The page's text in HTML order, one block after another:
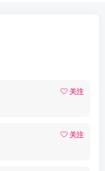
关注
关注